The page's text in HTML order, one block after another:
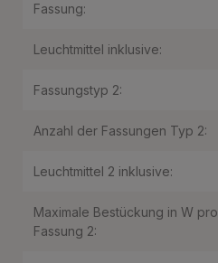
Fassung:
Leuchtmittel inklusive:
Fassungstyp 2:
Anzahl der Fassungen Typ 2:
Leuchtmittel 2 inklusive:
Maximale Bestückung in W pro
Fassung 2: